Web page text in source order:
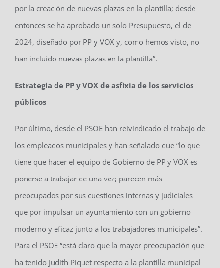
por la creación de nuevas plazas en la plantilla; desde
entonces se ha aprobado un solo Presupuesto, el de
2024, diseñado por PP y VOX y, como hemos visto, no
han incluido nuevas plazas en la plantilla”.
Estrategia de PP y VOX de asfixia de los servicios
públicos
Por último, desde el PSOE han reivindicado el trabajo de
los empleados municipales y han señalado que “lo que
tiene que hacer el equipo de Gobierno de PP y VOX es
ponerse a trabajar de una vez; parecen más
preocupados por sus cuestiones internas y judiciales
que por impulsar un ayuntamiento con un gobierno
moderno y eficaz junto a los trabajadores municipales”.
Para el PSOE “está claro que la mayor preocupación que
ha tenido Judith Piquet respecto a la plantilla municipal